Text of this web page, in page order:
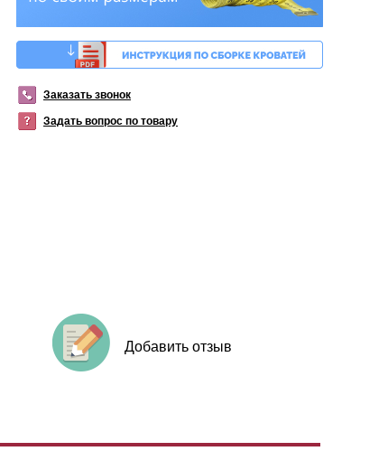
Заказать звонок
Задать вопрос по товару
Добавить отзыв